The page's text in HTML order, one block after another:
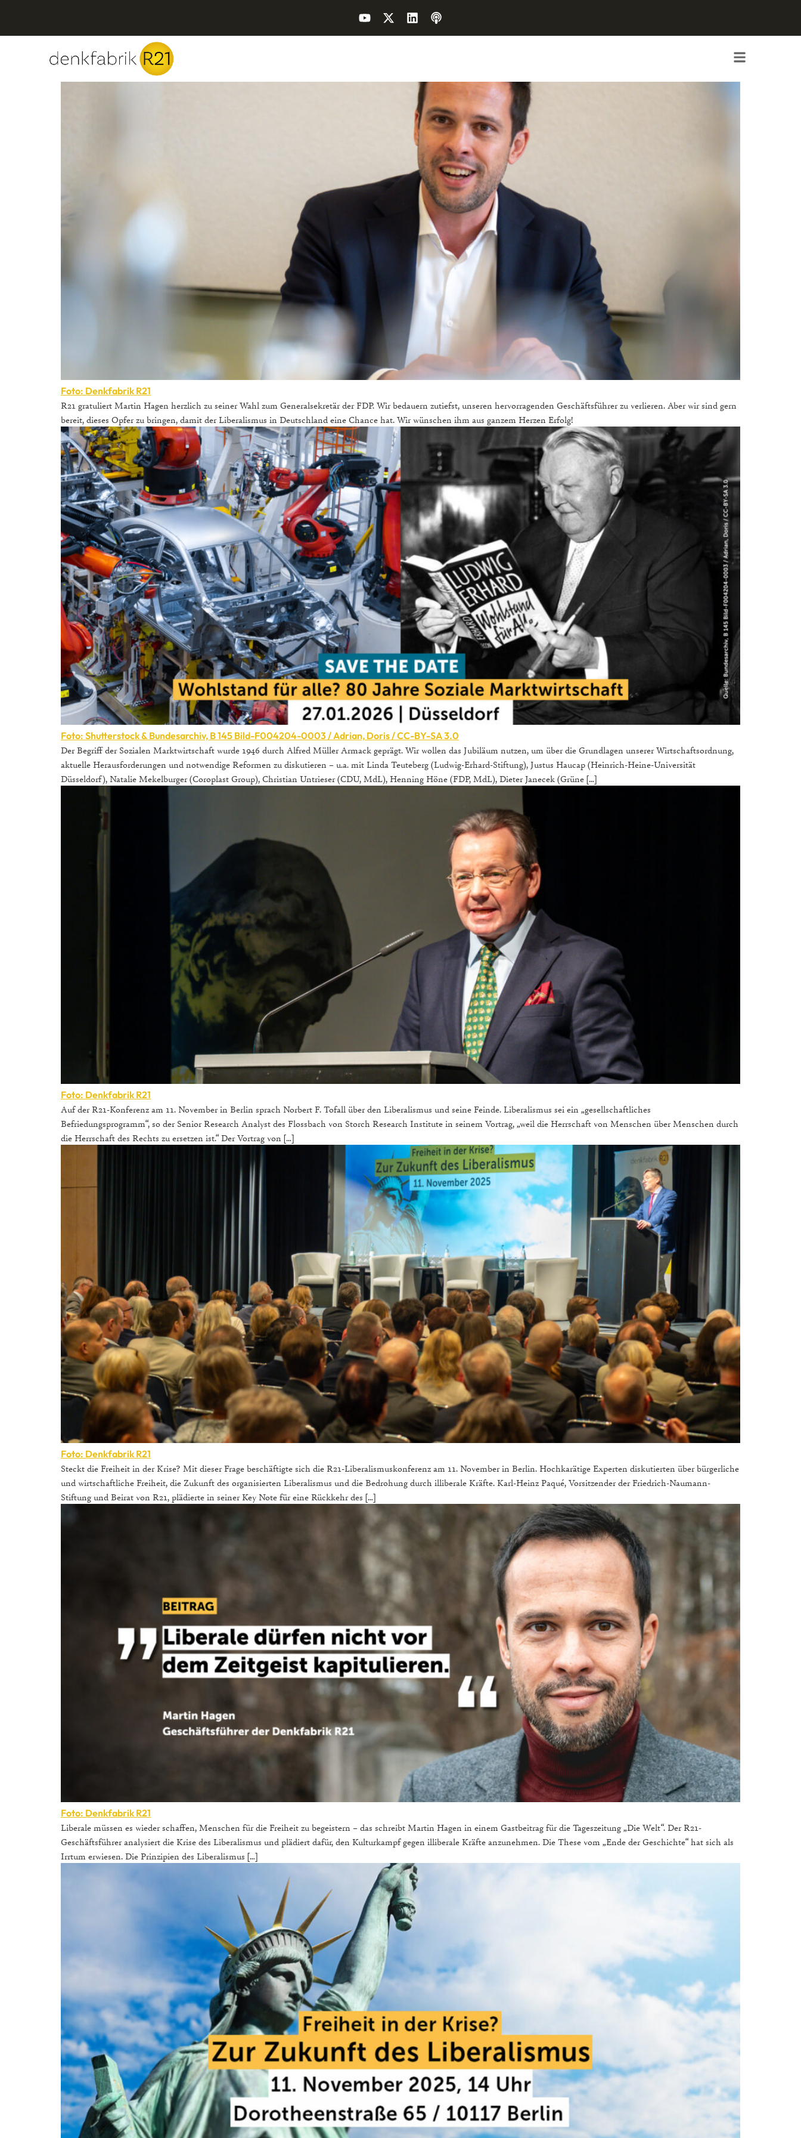
Foto: Denkfabrik R21
R21 gratuliert Martin Hagen herzlich zu seiner Wahl zum Generalsekretär der FDP. Wir bedauern zutiefst, unseren hervorragenden Geschäftsführer zu verlieren. Aber wir sind gern
bereit, dieses Opfer zu bringen, damit der Liberalismus in Deutschland eine Chance hat. Wir wünschen ihm aus ganzem Herzen Erfolg!
Foto: Shutterstock & Bundesarchiv, B 145 Bild-F004204-0003 / Adrian, Doris / CC-BY-SA 3.0
Der Begriff der Sozialen Marktwirtschaft wurde 1946 durch Alfred Müller Armack geprägt. Wir wollen das Jubiläum nutzen, um über die Grundlagen unserer Wirtschaftsordnung,
aktuelle Herausforderungen und notwendige Reformen zu diskutieren – u.a. mit Linda Teuteberg (Ludwig-Erhard-Stiftung), Justus Haucap (Heinrich-Heine-Universität
Düsseldorf), Natalie Mekelburger (Coroplast Group), Christian Untrieser (CDU, MdL), Henning Höne (FDP, MdL), Dieter Janecek (Grüne […]
Foto: Denkfabrik R21
Auf der R21-Konferenz am 11. November in Berlin sprach Norbert F. Tofall über den Liberalismus und seine Feinde. Liberalismus sei ein „gesellschaftliches
Befriedungsprogramm“, so der Senior Research Analyst des Flossbach von Storch Research Institute in seinem Vortrag, „weil die Herrschaft von Menschen über Menschen durch
die Herrschaft des Rechts zu ersetzen ist.“ Der Vortrag von […]
Foto: Denkfabrik R21
Steckt die Freiheit in der Krise? Mit dieser Frage beschäftigte sich die R21-Liberalismuskonferenz am 11. November in Berlin. Hochkarätige Experten diskutierten über bürgerliche
und wirtschaftliche Freiheit, die Zukunft des organisierten Liberalismus und die Bedrohung durch illiberale Kräfte. Karl-Heinz Paqué, Vorsitzender der Friedrich-Naumann-
Stiftung und Beirat von R21, plädierte in seiner Key Note für eine Rückkehr des […]
Foto: Denkfabrik R21
Liberale müssen es wieder schaffen, Menschen für die Freiheit zu begeistern – das schreibt Martin Hagen in einem Gastbeitrag für die Tageszeitung „Die Welt“. Der R21-
Geschäftsführer analysiert die Krise des Liberalismus und plädiert dafür, den Kulturkampf gegen illiberale Kräfte anzunehmen. Die These vom „Ende der Geschichte“ hat sich als
Irrtum erwiesen. Die Prinzipien des Liberalismus […]